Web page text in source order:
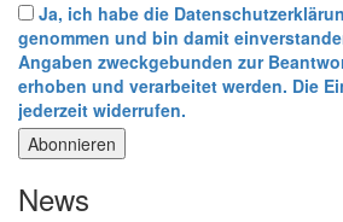
Ja, ich habe die
genommen und bin damit
Angaben zweckgebunden zur
erhoben und verarbeitet werden. Die
jederzeit widerrufen.
News